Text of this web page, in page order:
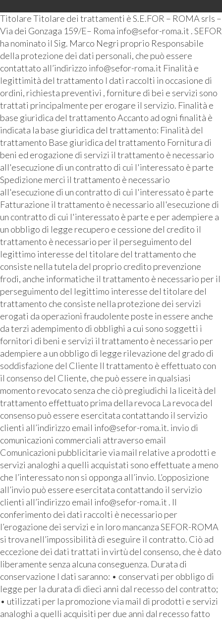
Titolare Titolare dei trattamenti è S.E.FOR – ROMA srls –
Via dei Gonzaga 159/E– Roma info@sefor-roma.it . SEFOR
ha nominato il Sig. Marco Negri proprio Responsabile
della protezione dei dati personali, che può essere
contattato all’indirizzo info@sefor-roma.it Finalità e
legittimità del trattamento I dati raccolti in occasione di
ordini, richiesta preventivi , forniture di bei e servizi sono
trattati principalmente per erogare il servizio. Finalità e
base giuridica del trattamento Accanto ad ogni finalità è
indicata la base giuridica del trattamento: Finalità del
trattamento Base giuridica del trattamento Fornitura di
beni ed erogazione di servizi il trattamento è necessario
all'esecuzione di un contratto di cui l'interessato è parte
Spedizione merci il trattamento è necessario
all'esecuzione di un contratto di cui l'interessato è parte
Fatturazione il trattamento è necessario all'esecuzione di
un contratto di cui l'interessato è parte e per adempiere a
un obbligo di legge recupero e cessione del credito il
trattamento è necessario per il perseguimento del
legittimo interesse del titolare del trattamento che
consiste nella tutela del proprio credito prevenzione
frodi, anche informatiche il trattamento è necessario per il
perseguimento del legittimo interesse del titolare del
trattamento che consiste nella protezione dei servizi
erogati da operazioni fraudolente poste in essere anche
da terzi adempimento di obblighi a cui sono soggetti i
fornitori di beni e servizi il trattamento è necessario per
adempiere a un obbligo di legge rilevazione del grado di
soddisfazione del Cliente Il trattamento è effettuato con
il consenso del Cliente, che può essere in qualsiasi
momento revocato senza che ciò pregiudichi la liceità del
trattamento effettuato prima della revoca La revoca del
consenso può essere esercitata contattando il servizio
clienti all’indirizzo email info@sefor-roma.it. invio di
comunicazioni commerciali attraverso email
Comunicazioni pubblicitarie via mail relative a prodotti e
servizi analoghi a quelli acquistati sono effettuate a meno
che l’interessato non si opponga all’invio. L’opposizione
all’invio può essere esercitata contattando il servizio
clienti all’indirizzo email info@sefor-roma.it . Il
conferimento dei dati raccolti è necessario per
l’erogazione dei servizi e in loro mancanza SEFOR-ROMA
si trova nell’impossibilità di eseguire il contratto. Ciò ad
eccezione dei dati trattati in virtù del consenso, che è dato
liberamente senza alcuna conseguenza. Durata di
conservazione I dati saranno: • conservati per obbligo di
legge per la durata di dieci anni dal recesso del contratto;
• utilizzati per la promozione via mail di prodotti e servizi
analoghi a quelli acquisiti per due anni dal recesso fatto